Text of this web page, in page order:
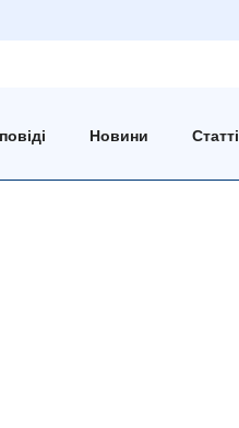
Новини Статті